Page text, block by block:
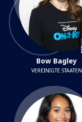
Bow Bagley
VEREINIGTE STAATEN